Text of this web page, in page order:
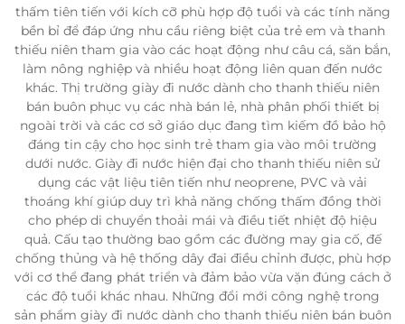
thấm tiên tiến với kích cỡ phù hợp độ tuổi và các tính năng
bền bỉ để đáp ứng nhu cầu riêng biệt của trẻ em và thanh
thiếu niên tham gia vào các hoạt động như câu cá, săn bắn,
làm nông nghiệp và nhiều hoạt động liên quan đến nước
khác. Thị trường giày đi nước dành cho thanh thiếu niên
bán buôn phục vụ các nhà bán lẻ, nhà phân phối thiết bị
ngoài trời và các cơ sở giáo dục đang tìm kiếm đồ bảo hộ
đáng tin cậy cho học sinh trẻ tham gia vào môi trường
dưới nước. Giày đi nước hiện đại cho thanh thiếu niên sử
dụng các vật liệu tiên tiến như neoprene, PVC và vải
thoáng khí giúp duy trì khả năng chống thấm đồng thời
cho phép di chuyển thoải mái và điều tiết nhiệt độ hiệu
quả. Cấu tạo thường bao gồm các đường may gia cố, đế
chống thủng và hệ thống dây đai điều chỉnh được, phù hợp
với cơ thể đang phát triển và đảm bảo vừa vặn đúng cách ở
các độ tuổi khác nhau. Những đổi mới công nghệ trong
sản phẩm giày đi nước dành cho thanh thiếu niên bán buôn